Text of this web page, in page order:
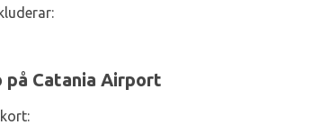
Catania Airport